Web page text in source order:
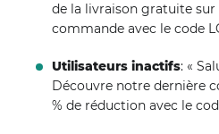
de la livraison gratuite
commande avec le code
Utilisateurs inactifs: «
Découvre notre dernière
% de réduction avec le